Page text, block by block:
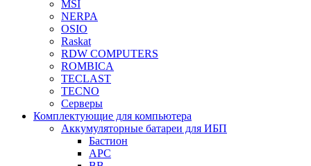
MSI
NERPA
OSIO
Raskat
RDW COMPUTERS
ROMBICA
TECLAST
TECNO
Серверы
Комплектующие для компьютера
Аккумуляторные батареи для ИБП
Бастион
APC